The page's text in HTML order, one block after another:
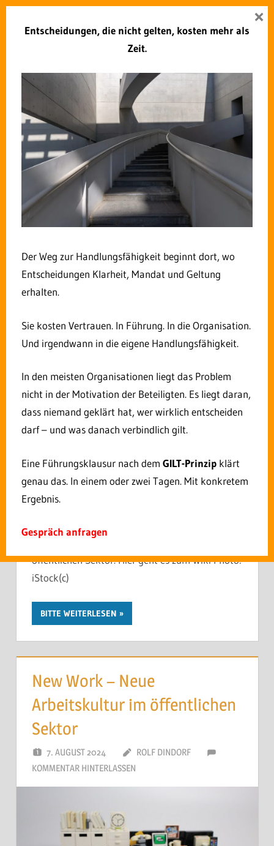
Zum
Zukunft Verwaltung Menü
SCHLAGWORT:NEW WORK
Das Wiki für
Mitarbeiterbindung,
Führungskräfteentwicklung
und Teamarbeit in der
Verwaltung
KOMMENTAR HINTERLASSEN
Verloren im Wörterdschungel der
Rolf Dindorf hat ein Beratungs-Wiki geschaffen,
das Sie sicher durch die komplexen Begriffe und
Strategien der Mitarbeiterbindung führt. Ihr
Führungskultur und motivierte Teams im
öffentlichen Sektor. Hier geht es zum Wiki Photo:
iStock(c)
BITTE WEITERLESEN
New Work – Neue
Arbeitskultur im öffentlichen
Sektor
7. AUGUST 2024
ROLF DINDORF
KOMMENTAR HINTERLASSEN
Entscheidungen, die nicht gelten, kosten mehr als
Zeit.
Der Weg zur Handlungsfähigkeit beginnt dort, wo
Entscheidungen Klarheit, Mandat und Geltung
erhalten.
Sie kosten Vertrauen. In Führung. In die Organisation.
Und irgendwann in die eigene Handlungsfähigkeit.
In den meisten Organisationen liegt das Problem
nicht in der Motivation der Beteiligten. Es liegt daran,
dass niemand geklärt hat, wer wirklich entscheiden
darf – und was danach verbindlich gilt.
Eine Führungsklausur nach dem GILT-Prinzip klärt
genau das. In einem oder zwei Tagen. Mit konkretem
Ergebnis.
Gespräch anfragen
×